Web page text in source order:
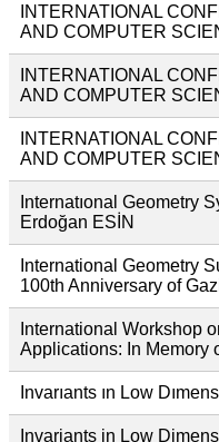
INTERNATIONAL
AND COMPUTER
INTERNATIONAL
AND COMPUTER
INTERNATIONAL
AND COMPUTER
Internatıonal Geometry
Erdoğan ESİN
International Geometry
100th Anniversary of
International Workshop
Applications: In Memory
Invarıants ın Low
Invariants in Low